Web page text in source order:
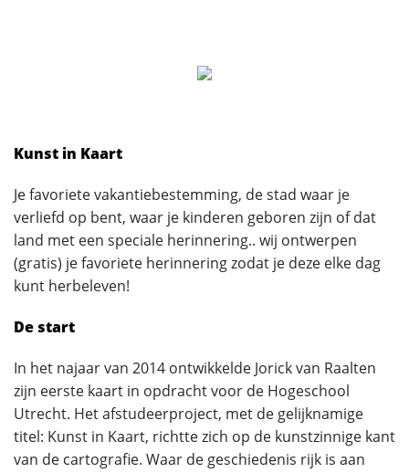
Kunst in Kaart
Je favoriete vakantiebestemming, de stad waar je
verliefd op bent, waar je kinderen geboren zijn of dat
land met een speciale herinnering.. wij ontwerpen
(gratis) je favoriete herinnering zodat je deze elke dag
kunt herbeleven!
De start
In het najaar van 2014 ontwikkelde Jorick van Raalten
zijn eerste kaart in opdracht voor de Hogeschool
Utrecht. Het afstudeerproject, met de gelijknamige
titel: Kunst in Kaart, richtte zich op de kunstzinnige kant
van de cartografie. Waar de geschiedenis rijk is aan